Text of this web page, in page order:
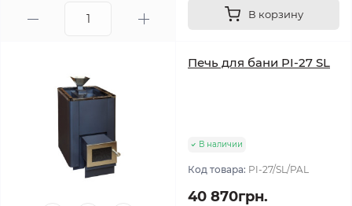
В корзину
Печь для бани PI-27 SL
В наличии
Код товара: PI-27/SL/PAL
40 870грн.